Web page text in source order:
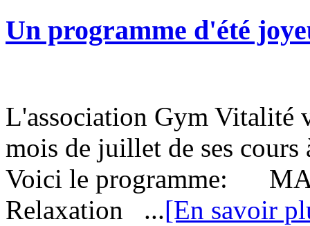
Un programme d'été
L'association Gym Vitalité
mois de juillet de ses
Voici le programme:
Relaxation ...[En savoir